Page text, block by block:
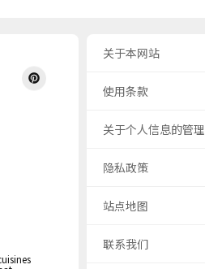
关于本网站
使用条款
关于个人信息的管理
隐私政策
站点地图
联系我们